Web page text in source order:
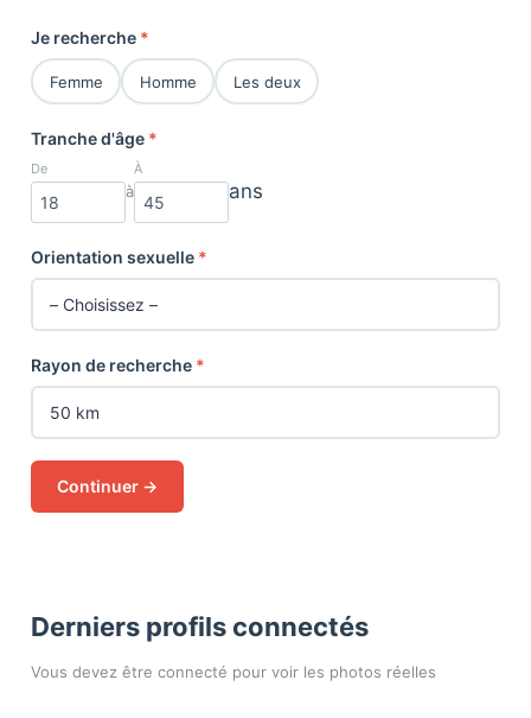
Je recherche *
Femme Homme Les deux
Tranche d'âge *
De
à
À
ans
Orientation sexuelle *
Rayon de recherche *
Continuer →
Derniers profils connectés
Vous devez être connecté pour voir les photos réelles